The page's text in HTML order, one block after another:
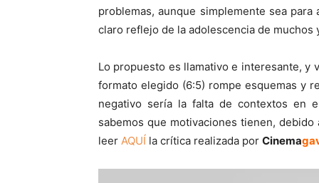
problemas, aunque simplemente sea
claro reflejo de la adolescencia de
Lo propuesto es llamativo e interesante, y
formato elegido (6:5) rompe esquemas y
negativo sería la falta de contextos en
sabemos que motivaciones tienen,
leer AQUÍ la crítica realizada por Cinema